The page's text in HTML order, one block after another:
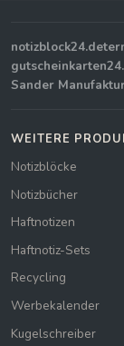
notizblock24.de
Sander
WEITERE
Notizblöcke
Notizbücher
Haftnotizen
Haftnotiz-Sets
Recycling
Werbekalender
Kugelschreiber